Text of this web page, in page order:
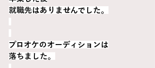
就職先はありませんでした。
プロオケのオーディションは
落ちました。